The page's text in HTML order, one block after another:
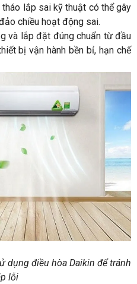
lắp sai kỹ thuật có thể gây
chiều hoạt động sai.
và lắp đặt đúng chuẩn từ đầu
bị vận hành bền bỉ, hạn chế
dụng điều hòa Daikin để tránh
lỗi